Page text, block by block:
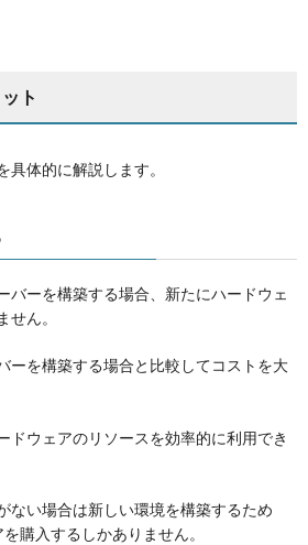
ト
具体的に解説します。
バーを構築する場合、新たにハードウェ
せん。
ーを構築する場合と比較してコストを大
ドウェアのリソースを効率的に利用でき
ない場合は新しい環境を構築するため
購入するしかありません。